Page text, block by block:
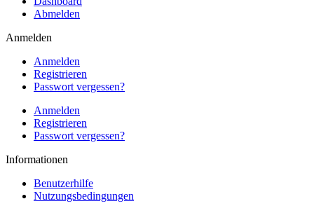
Abmelden
Anmelden
Anmelden
Registrieren
Passwort vergessen?
Anmelden
Registrieren
Passwort vergessen?
Informationen
Benutzerhilfe
Nutzungsbedingungen